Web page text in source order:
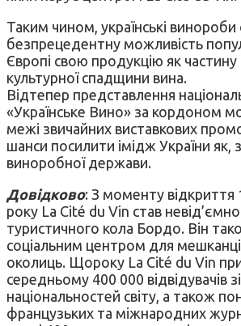
Таким чином, українські
безпрецедентну можливість
Європі свою продукцію як частину
культурної спадщини вина.
Відтепер представлення
«Українське Вино» за кордоном
межі звичайних виставкових
шанси посилити імідж України як,
виноробної держави.
Довідково: З моменту відкриття
року La Cité du Vin став
туристичного кола Бордо. Він
соціальним центром для
околиць. Щороку La Cité du Vin
середньому 400 000 відвідувачів
національностей світу, а також
французьких та міжнародних